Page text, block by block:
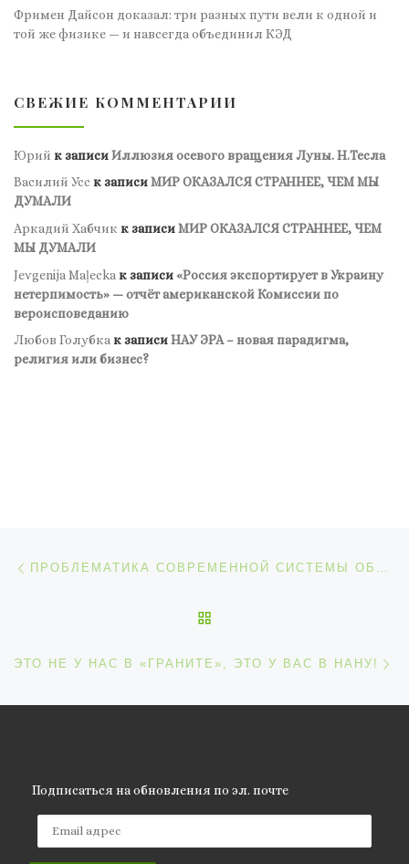
Фримен Дайсон доказал: три разных пути вели к одной и
той же физике — и навсегда объединил КЭД
СВЕЖИЕ КОММЕНТАРИИ
Юрий к записиИллюзия осевого вращения Луны. Н.Тесла
Василий Усс к записиМИР ОКАЗАЛСЯ СТРАННЕЕ, ЧЕМ МЫ
ДУМАЛИ
Аркадий Хабчик к записиМИР ОКАЗАЛСЯ СТРАННЕЕ, ЧЕМ
МЫ ДУМАЛИ
Jevgenija Maļecka к записи«Россия экспортирует в Украину
нетерпимость» — отчёт американской Комиссии по
вероисповеданию
Любов Голубкак записиНАУ ЭРА – новая парадигма,
религия или бизнес?
ПРОБЛЕМАТИКА СОВРЕМЕННОЙ СИСТЕМЫ ОБРАЗОВАНИЯ ИЛИ КАНДИДАТОМ НАУК БЫТЬ “ПОПСОВО”?
ЭТО НЕ У НАС В «ГРАНИТЕ», ЭТО У ВАС В НАНУ!
Подписаться на обновления по эл. почте